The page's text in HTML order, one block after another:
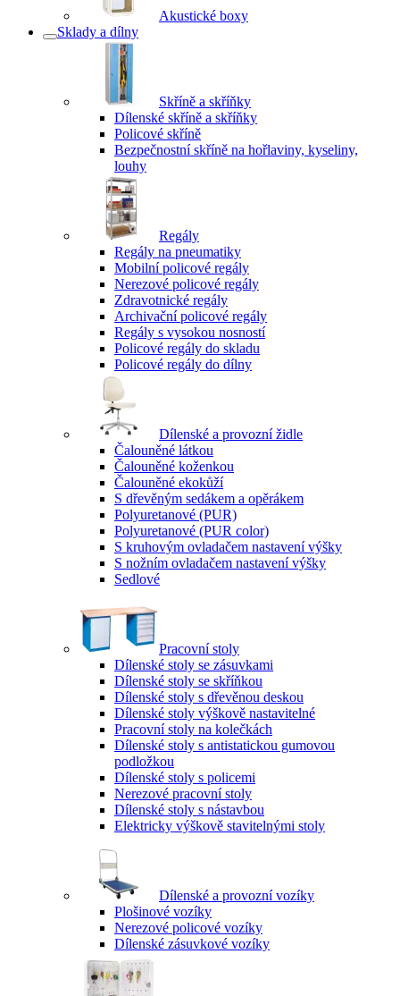
Akustické boxy
Sklady a dílny
Skříně a skříňky
Dílenské skříně a skříňky
Policové skříně
Bezpečnostní skříně na hořlaviny, kyseliny,
louhy
Regály
Regály na pneumatiky
Mobilní policové regály
Nerezové policové regály
Zdravotnické regály
Archivační policové regály
Regály s vysokou nosností
Policové regály do skladu
Policové regály do dílny
Dílenské a provozní židle
Čalouněné látkou
Čalouněné koženkou
Čalouněné ekokůží
S dřevěným sedákem a opěrákem
Polyuretanové (PUR)
Polyuretanové (PUR color)
S kruhovým ovladačem nastavení výšky
S nožním ovladačem nastavení výšky
Sedlové
Pracovní stoly
Dílenské stoly se zásuvkami
Dílenské stoly se skříňkou
Dílenské stoly s dřevěnou deskou
Dílenské stoly výškově nastavitelné
Pracovní stoly na kolečkách
Dílenské stoly s antistatickou gumovou
podložkou
Dílenské stoly s policemi
Nerezové pracovní stoly
Dílenské stoly s nástavbou
Elektricky výškově stavitelnými stoly
Dílenské a provozní vozíky
Plošinové vozíky
Nerezové policové vozíky
Dílenské zásuvkové vozíky